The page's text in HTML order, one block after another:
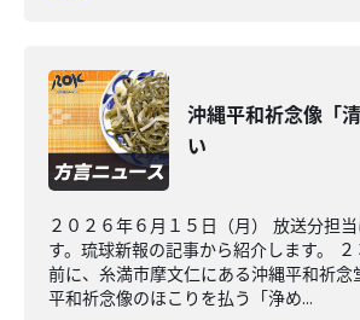
沖縄平和祈念像「
い
２０２６年６月１５日（月） 放送分担
す。琉球新報の記事から紹介します。
前に、糸満市摩文仁にある沖縄平和祈念
平和祈念像のほこりを払う「浄め...